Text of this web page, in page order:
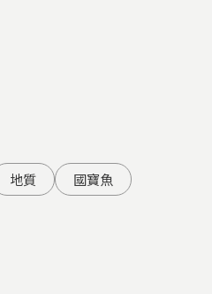
地質 國寶魚